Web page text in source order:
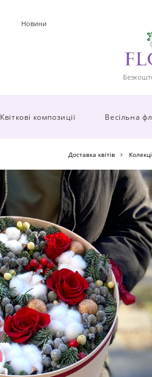
Новини
Квіткові композиції Весільна
Доставка квітів